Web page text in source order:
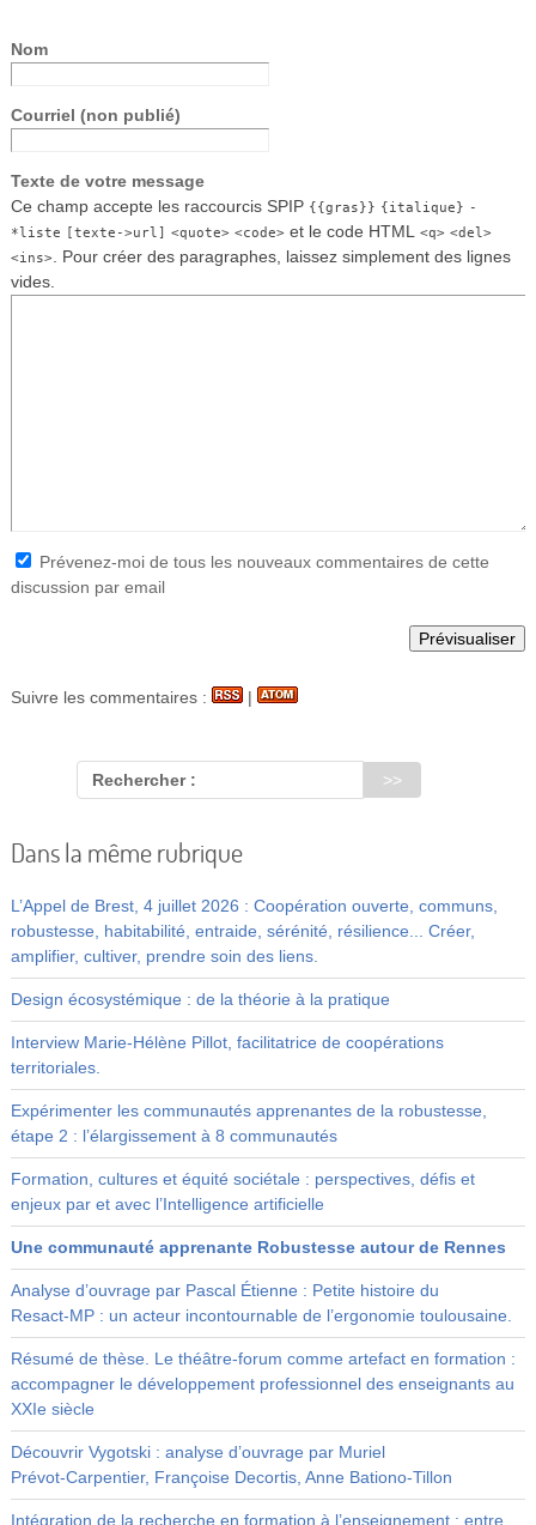
Nom
Courriel (non publié)
Texte de votre message
Ce champ accepte les raccourcis SPIP {{gras}} {italique} -
*liste [texte->url] <quote> <code>et le code HTML <q> <del>
<ins>. Pour créer des paragraphes, laissez simplement des lignes
vides.
Prévenez-moi de tous les nouveaux commentaires de cette
discussion par email
Suivre les commentaires : |
Rechercher :
Dans la même rubrique
L’Appel de Brest, 4 juillet 2026 : Coopération ouverte, communs,
robustesse, habitabilité, entraide, sérénité, résilience... Créer,
amplifier, cultiver, prendre soin des liens.
Design écosystémique : de la théorie à la pratique
Interview Marie-Hélène Pillot, facilitatrice de coopérations
territoriales.
Expérimenter les communautés apprenantes de la robustesse,
étape 2 : l’élargissement à 8 communautés
Formation, cultures et équité sociétale : perspectives, défis et
enjeux par et avec l’Intelligence artificielle
Une communauté apprenante Robustesse autour de Rennes
Analyse d’ouvrage par Pascal Étienne : Petite histoire du
Resact‑MP : un acteur incontournable de l’ergonomie toulousaine.
Résumé de thèse. Le théâtre-forum comme artefact en formation :
accompagner le développement professionnel des enseignants au
XXIe siècle
Découvrir Vygotski : analyse d’ouvrage par Muriel
Prévot‑Carpentier, Françoise Decortis, Anne Bationo‑Tillon
Intégration de la recherche en formation à l’enseignement : entre